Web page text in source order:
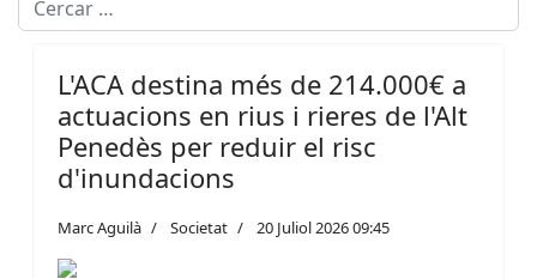
L'ACA destina més de 214.000€ a
actuacions en rius i rieres de l'Alt
Penedès per reduir el risc
d'inundacions
Marc Aguilà Societat 20 Juliol 2026 09:45